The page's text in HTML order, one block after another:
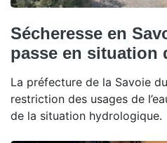
Sécheresse en
passe en situation
La préfecture de la Savoie
restriction des usages de
de la situation hydrologique.